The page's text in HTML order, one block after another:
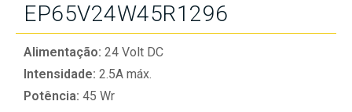
EP65V24W45R1296
Alimentação: 24 Volt DC
Intensidade: 2.5A máx.
Potência: 45 Wr